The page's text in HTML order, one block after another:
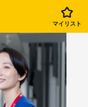
マイリスト